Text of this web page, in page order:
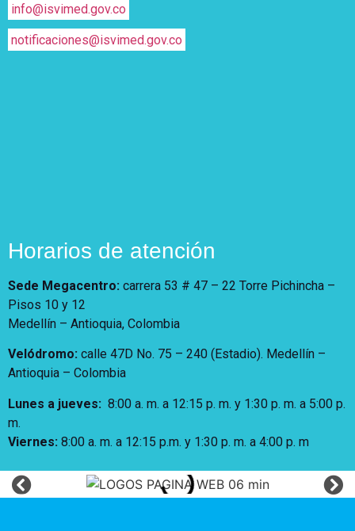
info@isvimed.gov.co
notificaciones@isvimed.gov.co
Horarios de atención
Sede Megacentro: carrera 53 # 47 – 22 Torre Pichincha –
Pisos 10 y 12
Medellín – Antioquia, Colombia
Velódromo: calle 47D No. 75 – 240 (Estadio). Medellín –
Antioquia – Colombia
Lunes a jueves: 8:00 a. m. a 12:15 p. m. y 1:30 p. m. a 5:00 p.
m.
Viernes: 8:00 a. m. a 12:15 p.m. y 1:30 p. m. a 4:00 p. m